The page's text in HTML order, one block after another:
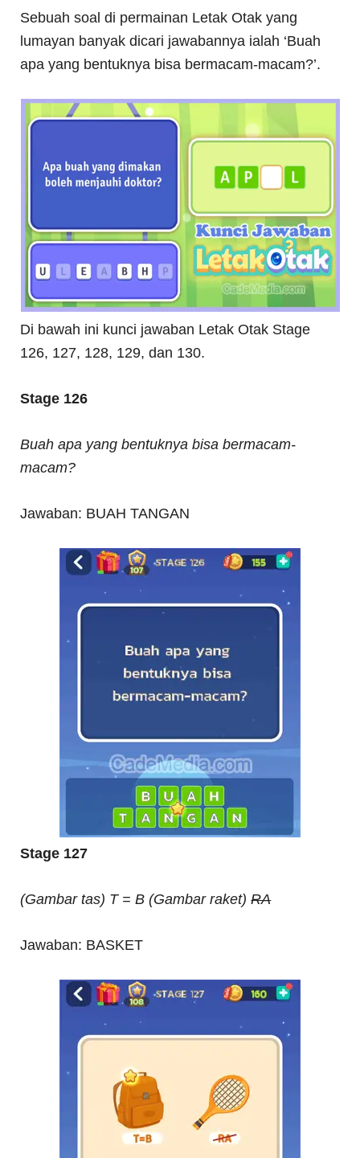
Sebuah soal di permainan Letak Otak yang
lumayan banyak dicari jawabannya ialah ‘Buah
apa yang bentuknya bisa bermacam-macam?’.
Di bawah ini kunci jawaban Letak Otak Stage
126, 127, 128, 129, dan 130.
Stage 126
Buah apa yang bentuknya bisa bermacam-
macam?
Jawaban: BUAH TANGAN
Stage 127
(Gambar tas) T = B (Gambar raket)RA
Jawaban: BASKET